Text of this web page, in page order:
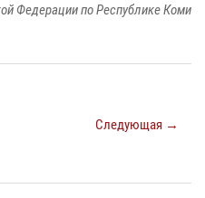
Федерации по Республике Коми
Следующая →